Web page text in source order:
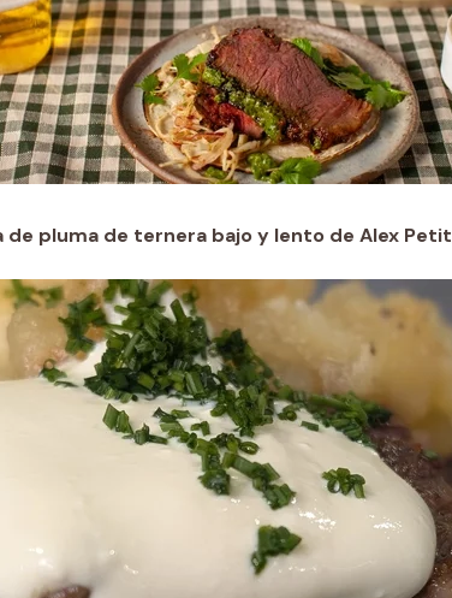
de pluma de ternera bajo y lento de Alex Petit